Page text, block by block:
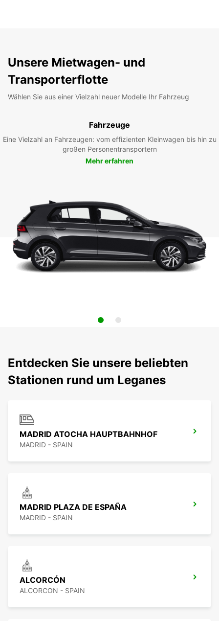
Unsere Mietwagen- und
Transporterflotte
Wählen Sie aus einer Vielzahl neuer Modelle Ihr Fahrzeug
Fahrzeuge
Eine Vielzahl an Fahrzeugen: vom effizienten Kleinwagen bis hin zu
großen Personentransportern
Mehr erfahren
Entdecken Sie unsere beliebten
Stationen rund um Leganes
MADRID ATOCHA HAUPTBAHNHOF
MADRID - SPAIN
MADRID PLAZA DE ESPAÑA
MADRID - SPAIN
ALCORCÓN
ALCORCON - SPAIN